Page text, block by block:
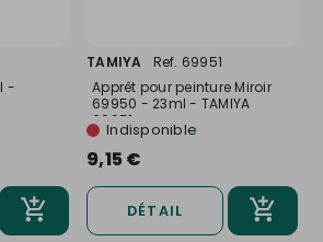
-
TAMIYA
Ref. 69951
Apprêt pour peinture Miroir
69950 - 23ml - TAMIYA
69951
Indisponible
9,15 €
DÉTAIL